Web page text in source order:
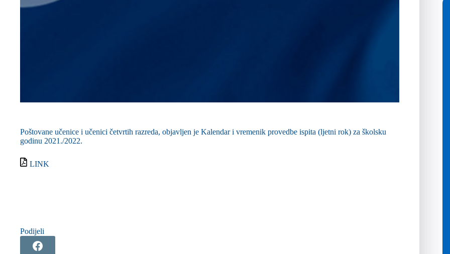
Poštovane učenice i učenici četvrtih razreda, objavljen je Kalendar i vremenik provedbe ispita (ljetni rok) za školsku
godinu 2021./2022.
LINK
Podijeli